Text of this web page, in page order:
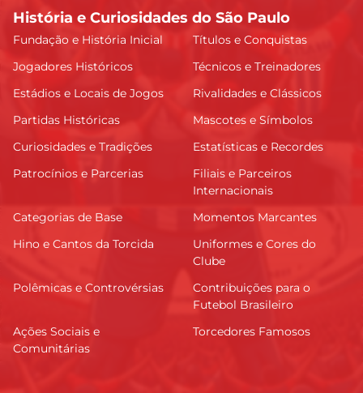
História e Curiosidades do São Paulo
Fundação e História Inicial
Títulos e Conquistas
Jogadores Históricos
Técnicos e Treinadores
Estádios e Locais de Jogos
Rivalidades e Clássicos
Partidas Históricas
Mascotes e Símbolos
Curiosidades e Tradições
Estatísticas e Recordes
Patrocínios e Parcerias
Filiais e Parceiros
Internacionais
Categorias de Base
Momentos Marcantes
Hino e Cantos da Torcida
Uniformes e Cores do
Clube
Polêmicas e Controvérsias
Contribuições para o
Futebol Brasileiro
Ações Sociais e
Comunitárias
Torcedores Famosos